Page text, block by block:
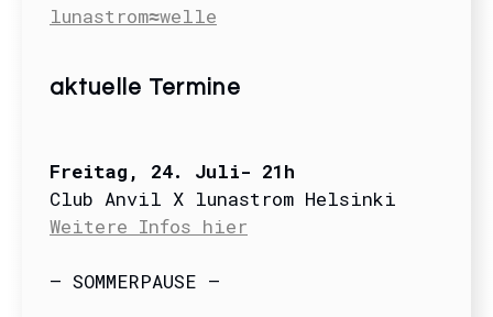
lunastrom≈welle
aktuelle Termine
Freitag , 24. Juli- 21h
Club Anvil X lunastrom Helsinki
Weitere Infos hier
– SOMMERPAUSE –